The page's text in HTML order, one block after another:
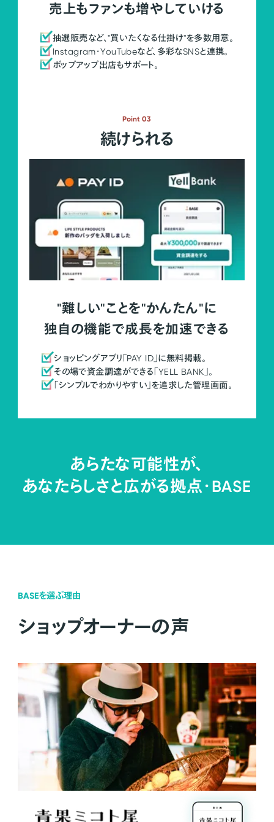
売上もファンも増やしていける
抽選販売など、"買いたくなる仕掛け"を多数用意。
Instagram・YouTubeなど、多彩なSNSと連携。
ポップアップ出店もサポート。
Point 03
続けられる
"難しい"ことを"かんたん"に
独自の機能で成長を加速できる
ショッピングアプリ「PAY ID」に無料掲載。
その場で資金調達ができる「YELL BANK」。
「シンプルでわかりやすい」を追求した管理画面。
あらたな可能性が、
あなたらしさと広がる拠点・BASE
BASEを選ぶ理由
ショップオーナーの声